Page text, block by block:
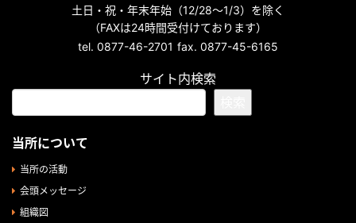
土日・祝・年末年始（12/28～1/3）を除く
（FAXは24時間受付けております）
tel. 0877-46-2701 fax. 0877-45-6165
サイト内検索
当所について
当所の活動
会頭メッセージ
組織図